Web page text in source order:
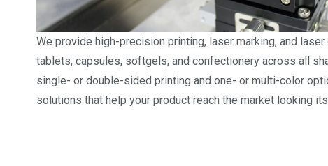
We provide high-precision printing, laser marking, and
tablets, capsules, softgels, and confectionery across all
single- or double-sided printing and one- or multi-color
solutions that help your product reach the market looking